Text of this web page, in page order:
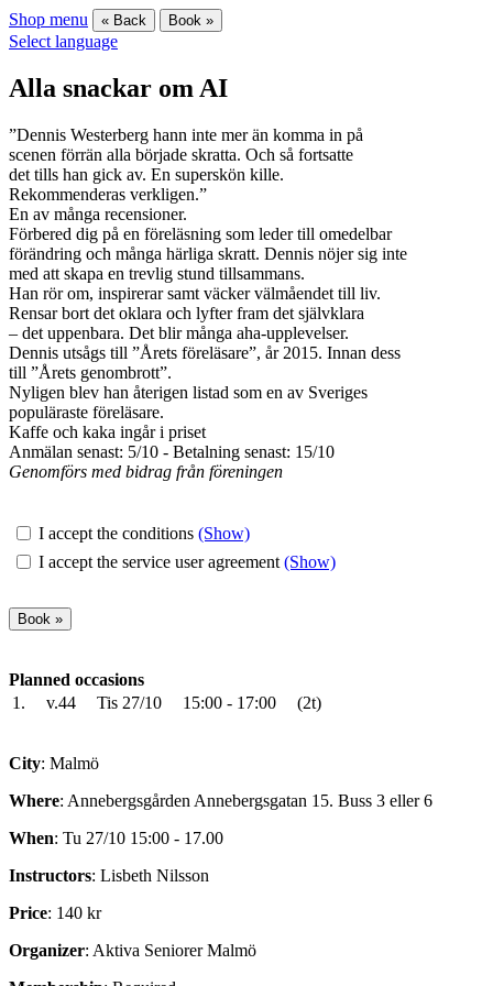
Shop menu « Back Book »
Select language
Alla snackar om AI
”Dennis Westerberg hann inte mer än komma in på
scenen förrän alla började skratta. Och så fortsatte
det tills han gick av. En superskön kille.
Rekommenderas verkligen.”
En av många recensioner.
Förbered dig på en föreläsning som leder till omedelbar
förändring och många härliga skratt. Dennis nöjer sig inte
med att skapa en trevlig stund tillsammans.
Han rör om, inspirerar samt väcker välmåendet till liv.
Rensar bort det oklara och lyfter fram det självklara
– det uppenbara. Det blir många aha-upplevelser.
Dennis utsågs till ”Årets föreläsare”, år 2015. Innan dess
till ”Årets genombrott”.
Nyligen blev han återigen listad som en av Sveriges
populäraste föreläsare.
Kaffe och kaka ingår i priset
Anmälan senast: 5/10 - Betalning senast: 15/10
Genomförs med bidrag från föreningen
I accept the conditions (Show)
I accept the service user agreement (Show)
Planned occasions
1.
v.44 Tis 27/10 15:00 - 17:00 (2t)
City: Malmö
Where: Annebergsgården Annebergsgatan 15. Buss 3 eller 6
When: Tu 27/10 15:00 - 17.00
Instructors: Lisbeth Nilsson
Price: 140 kr
Organizer: Aktiva Seniorer Malmö